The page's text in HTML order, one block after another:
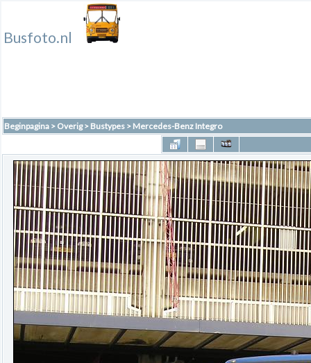
Busfoto.nl
Beginpagina > Overig> Bustypes > Mercedes-Benz Integro